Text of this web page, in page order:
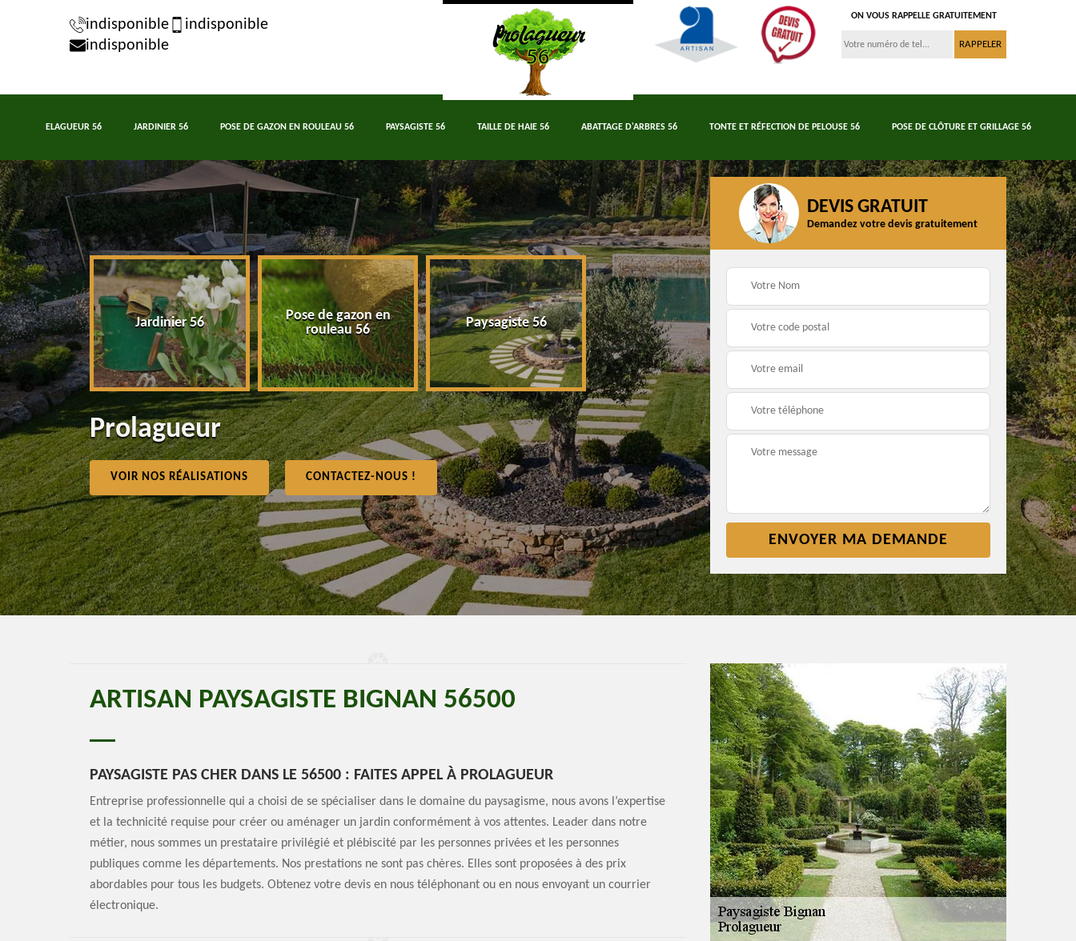
indisponible
indisponible
indisponible
ON VOUS RAPPELLE GRATUITEMENT
ELAGUEUR 56 JARDINIER 56 POSE DE GAZON EN ROULEAU 56 PAYSAGISTE 56 TAILLE DE HAIE 56 ABATTAGE D'ARBRES 56 TONTE ET RÉFECTION DE PELOUSE 56 POSE DE CLÔTURE ET GRILLAGE 56
56 Jardinier 56
Pose de gazon en
rouleau 56
Paysagiste 56 Taille de haie 56 Abattage d'arbres 56
Tonte et réfection de
pelouse 56
Prolagueur
VOIR NOS RÉALISATIONS CONTACTEZ-NOUS !
DEVIS GRATUIT
Demandez votre devis gratuitement
ARTISAN PAYSAGISTE BIGNAN 56500
PAYSAGISTE PAS CHER DANS LE 56500 : FAITES APPEL À PROLAGUEUR
Entreprise professionnelle qui a choisi de se spécialiser dans le domaine du paysagisme, nous avons l’expertise
et la technicité requise pour créer ou aménager un jardin conformément à vos attentes. Leader dans notre
métier, nous sommes un prestataire privilégié et plébiscité par les personnes privées et les personnes
publiques comme les départements. Nos prestations ne sont pas chères. Elles sont proposées à des prix
abordables pour tous les budgets. Obtenez votre devis en nous téléphonant ou en nous envoyant un courrier
électronique.